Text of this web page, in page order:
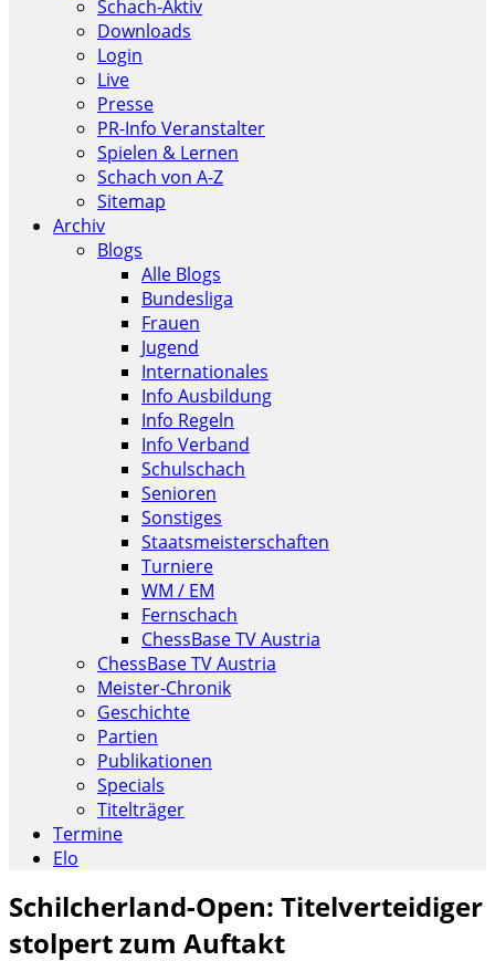
Schach-Aktiv
Downloads
Login
Live
Presse
PR-Info Veranstalter
Spielen & Lernen
Schach von A-Z
Sitemap
Archiv
Blogs
Alle Blogs
Bundesliga
Frauen
Jugend
Internationales
Info Ausbildung
Info Regeln
Info Verband
Schulschach
Senioren
Sonstiges
Staatsmeisterschaften
Turniere
WM / EM
Fernschach
ChessBase TV Austria
ChessBase TV Austria
Meister-Chronik
Geschichte
Partien
Publikationen
Specials
Titelträger
Termine
Elo
Schilcherland-Open: Titelverteidiger
stolpert zum Auftakt